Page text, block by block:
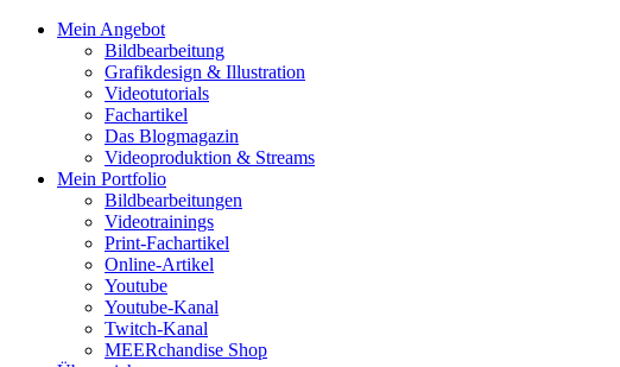
Mein Angebot
Bildbearbeitung
Grafikdesign & Illustration
Videotutorials
Fachartikel
Das Blogmagazin
Videoproduktion & Streams
Mein Portfolio
Bildbearbeitungen
Videotrainings
Print-Fachartikel
Online-Artikel
Youtube
Youtube-Kanal
Twitch-Kanal
MEERchandise Shop